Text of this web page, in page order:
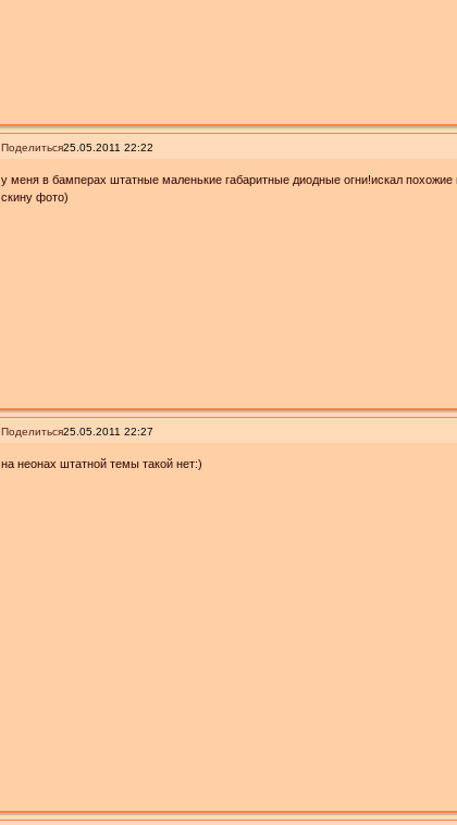
Поделиться25.05.2011 22:22
у меня в бамперах штатные маленькие габаритные диодные огни!искал
скину фото)
Поделиться25.05.2011 22:27
на неонах штатной темы такой нет:)